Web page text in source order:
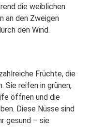
die weiblichen
an den Zweigen
den Wind.
Früchte, die
reifen in grünen,
öffnen und die
Diese Nüsse sind
gesund – sie